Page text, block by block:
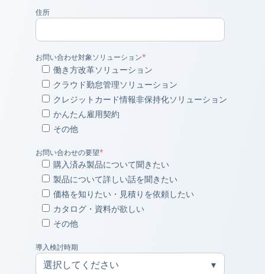
住所
お問い合わせ対象ソリューション*
働き方改革ソリューション
クラウド勤怠管理ソリューション
クレジットカード情報非保持化ソリューション
かんたん雇用契約
その他
お問い合わせの要望*
購入済み製品について聞きたい
製品について詳しい話を聞きたい
価格を知りたい・見積りを依頼したい
カタログ・資料が欲しい
その他
導入検討時期